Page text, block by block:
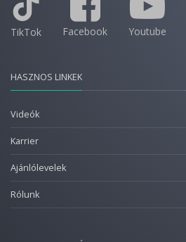
TikTok Facebook Youtube
HASZNOS LINKEK
Videók
Karrier
Ajánlólevelek
Rólunk